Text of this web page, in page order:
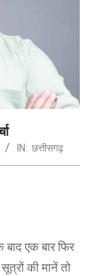
IN: छत्तीसगढ़
बाद एक बार फिर
की मानें तो